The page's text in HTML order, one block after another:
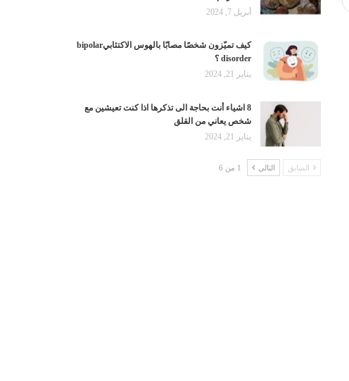
أبريل 7, 2024
كيف تميّزون شخصًا مصابًا بالهوس الاكتئابيbipolar
disorder ؟
يناير 21, 2024
8 اشياء أنت بحاجة الى تذكرها اذا كنت تعيشين مع
شخص يعاني من القلق
يناير 21, 2024
السابق التالي 1 من 6